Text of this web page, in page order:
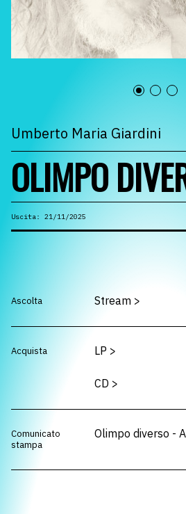
Umberto Maria Giardini
OLIMPO
Uscita: 21/11/2025
Ascolta Stream >
Acquista LP >
CD >
Comunicato
stampa
Olimpo diverso -